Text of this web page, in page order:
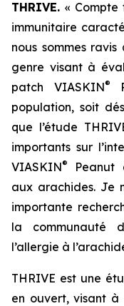
THRIVE. «
immunitaire
nous sommes
genre visant à
patch VIASKIN®
population, soit
que l’étude
importants sur
VIASKIN®
Peanut
aux arachides. Je
importante
la communauté
l’allergie à
THRIVE est une
en ouvert, visant à